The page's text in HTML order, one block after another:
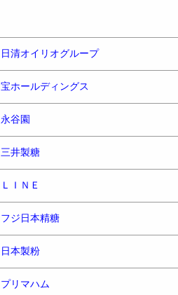
日清オイリオグループ
宝ホールディングス
永谷園
三井製糖
ＬＩＮＥ
フジ日本精糖
日本製粉
プリマハム